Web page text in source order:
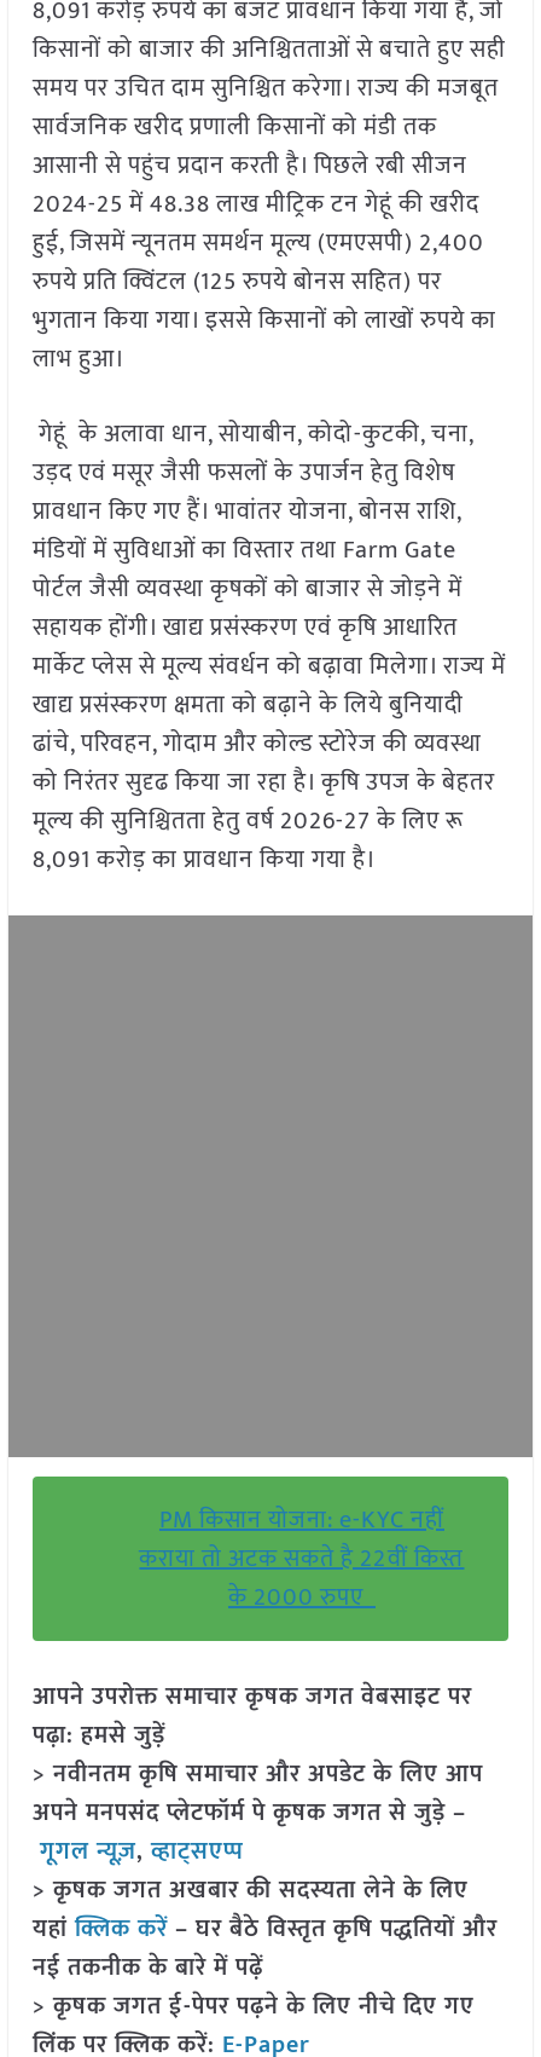
8,091 करोड़ रुपये का बजट प्रावधान किया गया है, जो
किसानों को बाजार की अनिश्चितताओं से बचाते हुए सही
समय पर उचित दाम सुनिश्चित करेगा। राज्य की मजबूत
सार्वजनिक खरीद प्रणाली किसानों को मंडी तक
आसानी से पहुंच प्रदान करती है। पिछले रबी सीजन
2024-25 में 48.38 लाख मीट्रिक टन गेहूं की खरीद
हुई, जिसमें न्यूनतम समर्थन मूल्य (एमएसपी) 2,400
रुपये प्रति क्विंटल (125 रुपये बोनस सहित) पर
भुगतान किया गया। इससे किसानों को लाखों रुपये का
लाभ हुआ।
गेहूं के अलावा धान, सोयाबीन, कोदो-कुटकी, चना,
उड़द एवं मसूर जैसी फसलों के उपार्जन हेतु विशेष
प्रावधान किए गए हैं। भावांतर योजना, बोनस राशि,
मंडियों में सुविधाओं का विस्तार तथा Farm Gate
पोर्टल जैसी व्यवस्था कृषकों को बाजार से जोड़ने में
सहायक होंगी। खाद्य प्रसंस्करण एवं कृषि आधारित
मार्केट प्लेस से मूल्य संवर्धन को बढ़ावा मिलेगा। राज्य में
खाद्य प्रसंस्करण क्षमता को बढ़ाने के लिये बुनियादी
ढांचे, परिवहन, गोदाम और कोल्ड स्टोरेज की व्यवस्था
को निरंतर सुदृढ किया जा रहा है। कृषि उपज के बेहतर
मूल्य की सुनिश्चितता हेतु वर्ष 2026-27 के लिए रू
8,091 करोड़ का प्रावधान किया गया है।
PM किसान योजना: e-KYC नहीं
कराया तो अटक सकते है 22वीं किस्त
के 2000 रुपए
आपने उपरोक्त समाचार कृषक जगत वेबसाइट पर
पढ़ा: हमसे जुड़ें
> नवीनतम कृषि समाचार और अपडेट के लिए आप
अपने मनपसंद प्लेटफॉर्म पे कृषक जगत से जुड़े –
गूगल न्यूज़,व्हाट्सएप्प
> कृषक जगत अखबार की सदस्यता लेने के लिए
यहांक्लिक करें– घर बैठे विस्तृत कृषि पद्धतियों और
नई तकनीक के बारे में पढ़ें
> कृषक जगत ई-पेपर पढ़ने के लिए नीचे दिए गए
लिंक पर क्लिक करें: E-Paper